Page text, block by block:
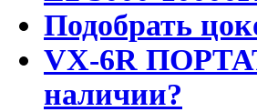
Подобрать
VX-6R
наличии?